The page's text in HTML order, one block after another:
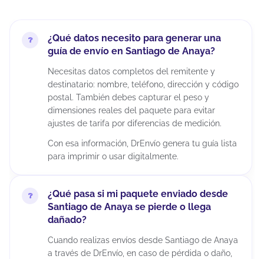
¿Qué datos necesito para generar una
guía de envío en Santiago de Anaya?
Necesitas datos completos del remitente y
destinatario: nombre, teléfono, dirección y código
postal. También debes capturar el peso y
dimensiones reales del paquete para evitar
ajustes de tarifa por diferencias de medición.
Con esa información, DrEnvío genera tu guía lista
para imprimir o usar digitalmente.
¿Qué pasa si mi paquete enviado desde
Santiago de Anaya se pierde o llega
dañado?
Cuando realizas envíos desde Santiago de Anaya
a través de DrEnvío, en caso de pérdida o daño,